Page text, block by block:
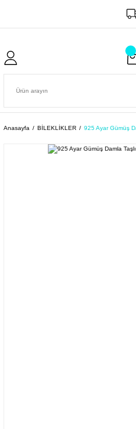
Anasayfa BİLEKLİKLER 925 Ayar Gümüş